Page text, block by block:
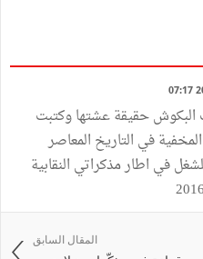
البكوش حقيقة عشتها وكتبت
في التاريخ المعاصر
في اطار مذكراتي النقابية
المقال السابق